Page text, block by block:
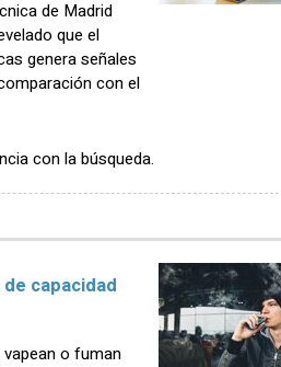
de Madrid
que el
genera señales
con el
con la búsqueda.
capacidad
vapean o fuman